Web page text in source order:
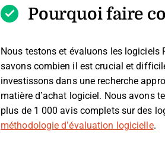
Pourquoi faire
Nous testons et évaluons les logiciels
savons combien il est crucial et
investissons dans une recherche
matière d’achat logiciel. Nous avons
plus de 1 000 avis complets sur des
méthodologie d’évaluation logicielle.